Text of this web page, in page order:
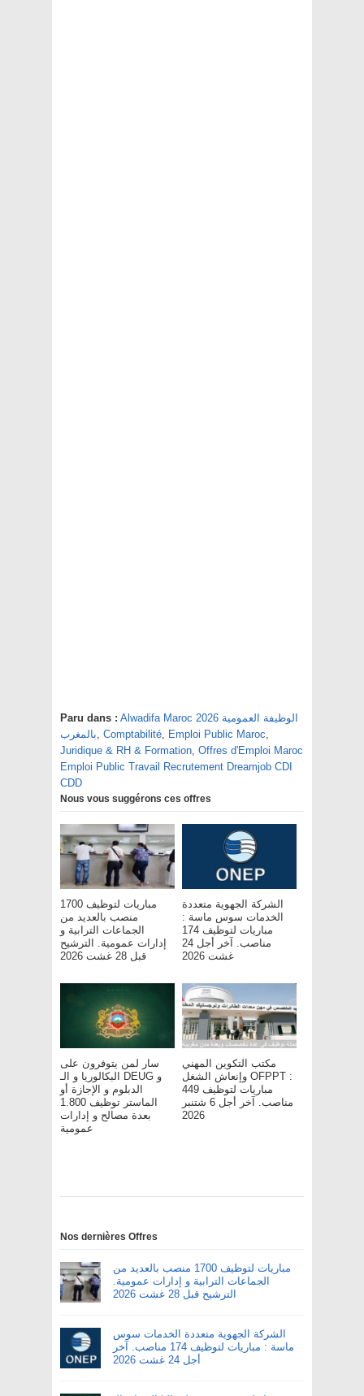
Paru dans : Alwadifa Maroc 2026 الوظيفة العمومية
بالمغرب, Comptabilité, Emploi Public Maroc,
Juridique & RH & Formation, Offres d'Emploi Maroc
Emploi Public Travail Recrutement Dreamjob CDI
CDD
Nous vous suggérons ces offres
مباريات لتوظيف 1700
منصب بالعديد من
الجماعات الترابية و
إدارات عمومية. الترشيح
قبل 28 غشت 2026
الشركة الجهوية متعددة
الخدمات سوس ماسة :
مباريات لتوظيف 174
مناصب. آخر أجل 24
غشت 2026
سار لمن يتوفرون على
البكالوريا و الـ DEUG و
الدبلوم و الإجازة أو
الماستر توظيف 1.800
بعدة مصالح و إدارات
عمومية
مكتب التكوين المهني
وإنعاش الشغل OFPPT :
مباريات لتوظيف 449
مناصب. آخر أجل 6 شتنبر
2026
Nos dernières Offres
مباريات لتوظيف 1700 منصب بالعديد من
الجماعات الترابية و إدارات عمومية.
الترشيح قبل 28 غشت 2026
الشركة الجهوية متعددة الخدمات سوس
ماسة : مباريات لتوظيف 174 مناصب. آخر
أجل 24 غشت 2026